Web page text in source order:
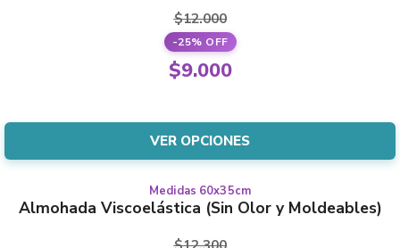
$12.000
-25% OFF
Original
price
$12.000.
$9.000
price
is:
$9.000.
VER OPCIONES
has
multiple
variants.
The
may
be
chosen
on
the
Medidas 60x35cm
Almohada Viscoelástica (Sin Olor y Moldeables)
This
product
has